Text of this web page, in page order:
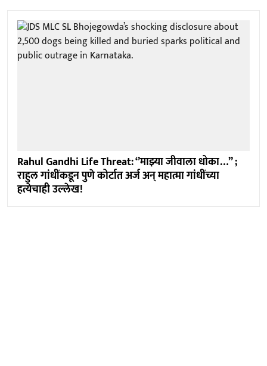
Rahul Gandhi Life Threat: ‘’माझ्या जीवाला धोका…’’ ;
राहुल गांधींकडून पुणे कोर्टात अर्ज अन् महात्मा गांधींच्या
हत्येचाही उल्लेख!